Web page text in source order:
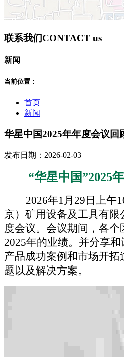
联系我们CONTACT us
新闻
当前位置：
首页
新闻
华星中国2025年年度会议回
发布日期：2026-02-03
“华星中国”2025
2026年1月29日上午
京）矿用设备及工具有限
度会议。会议期间，各个
2025年的业绩。并分享和
产品成功案例和市场开拓
题以及解决方案。